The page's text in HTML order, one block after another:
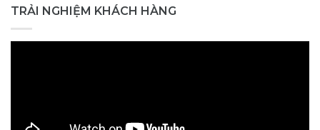
TRẢI NGHIỆM KHÁCH HÀNG